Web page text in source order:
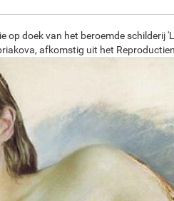
op doek van het beroemde schilderij
afkomstig uit het